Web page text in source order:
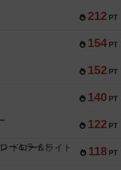
212 PT
154 PT
152 PT
140 PT
122 PT
118 PT
ドロー＆ライト